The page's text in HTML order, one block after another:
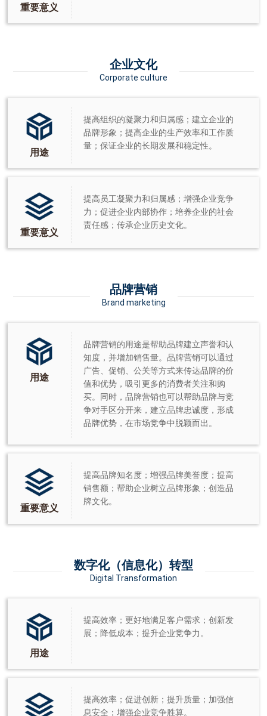
重要意义
企业文化
Corporate culture
用途
提高组织的凝聚力和归属感；建立企业的
品牌形象；提高企业的生产效率和工作质
量；保证企业的长期发展和稳定性。
重要意义
提高员工凝聚力和归属感；增强企业竞争
力；促进企业内部协作；培养企业的社会
责任感；传承企业历史文化。
品牌营销
Brand marketing
用途
品牌营销的用途是帮助品牌建立声誉和认
知度，并增加销售量。品牌营销可以通过
广告、促销、公关等方式来传达品牌的价
值和优势，吸引更多的消费者关注和购
买。同时，品牌营销也可以帮助品牌与竞
争对手区分开来，建立品牌忠诚度，形成
品牌优势，在市场竞争中脱颖而出。
重要意义
提高品牌知名度；增强品牌美誉度；提高
销售额；帮助企业树立品牌形象；创造品
牌文化。
数字化（信息化）转型
Digital Transformation
用途
提高效率；更好地满足客户需求；创新发
展；降低成本；提升企业竞争力。
提高效率；促进创新；提升质量；加强信
息安全；增强企业竞争胜算。